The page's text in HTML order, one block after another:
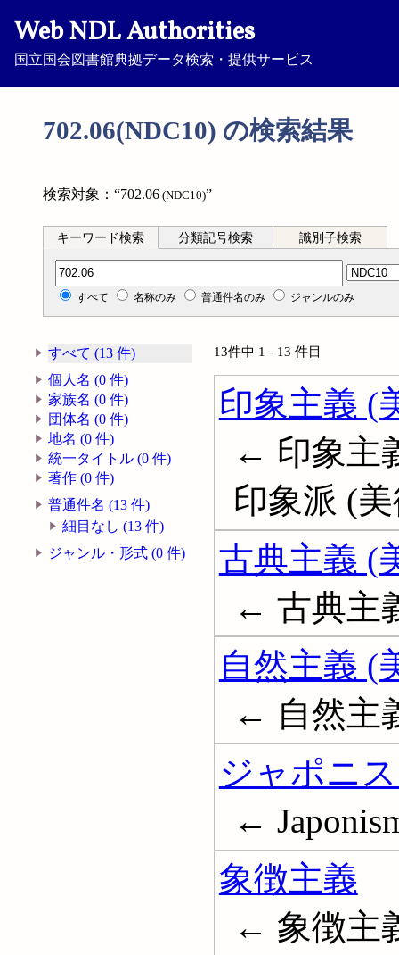
Web NDL Authorities
国立国会図書館典拠データ検索・提供サービス
702.06(NDC10) の検索結果
検索対象：“702.06 (NDC10)”
キーワード検索 分類記号検索 識別子検索
分類記号検索
すべて 名称のみ 普通件名のみ ジャンルのみ
すべて (13 件)
個人名 (0 件)
家族名 (0 件)
団体名 (0 件)
地名 (0 件)
統一タイトル (0 件)
著作 (0 件)
普通件名 (13 件)
細目なし (13 件)
ジャンル・形式 (0 件)
13件中 1 - 13 件目
印象主義 (
← 印象主
印象派 (
古典主義 (
← 古典主
自然主義 (
← 自然主
ジャポニ
←
象徴主義
← 象徴主